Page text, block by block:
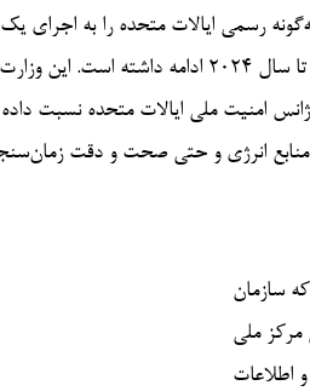
رسمی ایالات متحده را به اجرای
کرده است؛ عملیاتی که از سال ۲۰۲۲ آغاز
امنیت ملی ایالات متحده نسبت
انرژی و حتی صحت و دقت
سازمان
مرکز ملی
اطلاعات